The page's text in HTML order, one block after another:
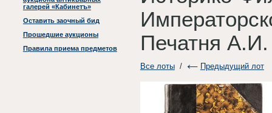
галерей «Кабинетъ»
Оставить заочный бид
Прошедшие аукционы
Правила приема предметов
Печатня
Все лоты/ Предыдущий лот